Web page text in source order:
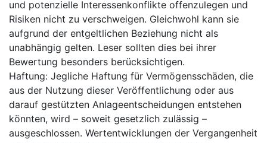
und potenzielle Interessenkonflikte offenzulegen und
Risiken nicht zu verschweigen. Gleichwohl kann sie
aufgrund der entgeltlichen Beziehung nicht als
unabhängig gelten. Leser sollten dies bei ihrer
Bewertung besonders berücksichtigen.
Haftung: Jegliche Haftung für Vermögensschäden, die
aus der Nutzung dieser Veröffentlichung oder aus
darauf gestützten Anlageentscheidungen entstehen
könnten, wird – soweit gesetzlich zulässig –
ausgeschlossen. Wertentwicklungen der Vergangenheit